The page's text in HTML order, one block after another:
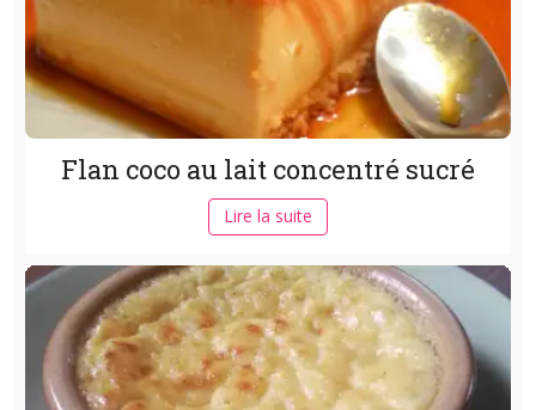
Flan coco au lait concentré sucré
Lire la suite